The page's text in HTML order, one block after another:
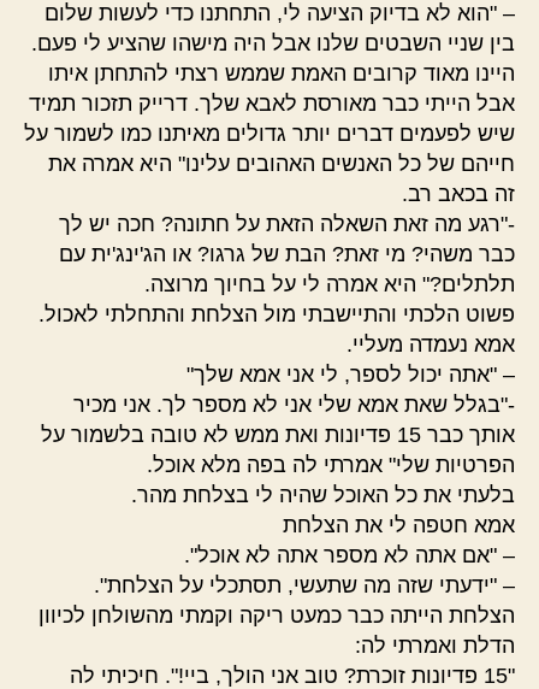
– "הוא לא בדיוק הציעה לי, התחתנו כדי לעשות שלום
בין שניי השבטים שלנו אבל היה מישהו שהציע לי פעם.
היינו מאוד קרובים האמת שממש רצתי להתחתן איתו
אבל הייתי כבר מאורסת לאבא שלך. דרייק תזכור תמיד
שיש לפעמים דברים יותר גדולים מאיתנו כמו לשמור על
חייהם של כל האנשים האהובים עלינו" היא אמרה את
זה בכאב רב.
-"רגע מה זאת השאלה הזאת על חתונה? חכה יש לך
כבר משהי? מי זאת? הבת של גרגו? או הג'ינג'ית עם
תלתלים?" היא אמרה לי על בחיוך מרוצה.
פשוט הלכתי והתיישבתי מול הצלחת והתחלתי לאכול.
אמא נעמדה מעליי.
– "אתה יכול לספר, לי אני אמא שלך"
-"בגלל שאת אמא שלי אני לא מספר לך. אני מכיר
אותך כבר 15 פדיונות ואת ממש לא טובה בלשמור על
הפרטיות שלי" אמרתי לה בפה מלא אוכל.
בלעתי את כל האוכל שהיה לי בצלחת מהר.
אמא חטפה לי את הצלחת
– "אם אתה לא מספר אתה לא אוכל".
– "ידעתי שזה מה שתעשי, תסתכלי על הצלחת".
הצלחת הייתה כבר כמעט ריקה וקמתי מהשולחן לכיוון
הדלת ואמרתי לה:
"15 פדיונות זוכרת? טוב אני הולך, ביי!". חיכיתי לה